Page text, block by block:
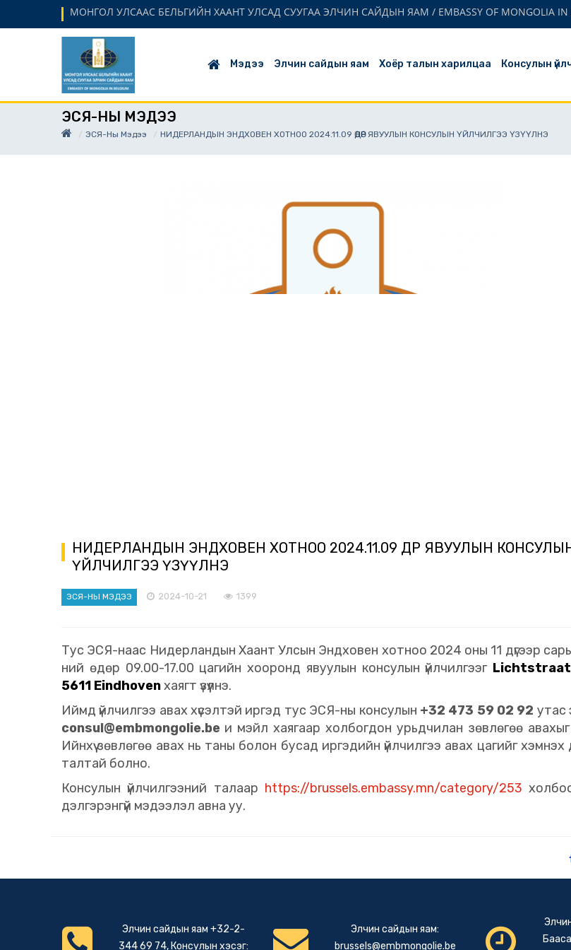
МОНГОЛ УЛСААС БЕЛЬГИЙН ХААНТ УЛСАД СУУГАА ЭЛЧИН САЙДЫН ЯАМ / EMBASSY OF MONGOLIA IN
Мэдээ Элчин сайдын яам Хоёр талын харилцаа Консулын
ЭСЯ-НЫ МЭДЭЭ
ЭСЯ-Ны Мэдээ НИДЕРЛАНДЫН ЭНДХОВЕН ХОТНОО 2024.11.09 ӨДӨР ЯВУУЛЫН КОНСУЛЫН ҮЙЛЧИЛГЭЭ ҮЗҮҮЛНЭ
НИДЕРЛАНДЫН ЭНДХОВЕН ХОТНОО 2024.11.09 ӨДӨР ЯВУУЛЫН
ҮЙЛЧИЛГЭЭ ҮЗҮҮЛНЭ
ЭСЯ-НЫ МЭДЭЭ 2024-10-21 1399
Тус ЭСЯ-наас Нидерландын Хаант Улсын Эндховен хотноо 2024 оны 11 дүгээр
ний өдөр 09.00-17.00 цагийн хооронд явуулын консулын үйлчилгээг
5611 Eindhovenхаягт үзүүлнэ.
Иймд үйлчилгээ авах хүсэлтэй иргэд тус ЭСЯ-ны консулын +32 473 59 02 92 утас
consul@embmongolie.be и мэйл хаягаар холбогдон урьдчилан зөвлөгөө авахыг
Ийнхүү зөвлөгөө авах нь таны болон бусад иргэдийн үйлчилгээ авах цагийг хэмнэх
талтай болно.
Консулын үйлчилгээний талаар https://brussels.embassy.mn/category/253
дэлгэрэнгүй мэдээлэл авна уу.
Элчин сайдын яам +32-2-
344 69 74, Консулын хэсэг:
Элчин сайдын яам:
brussels@embmongolie.be